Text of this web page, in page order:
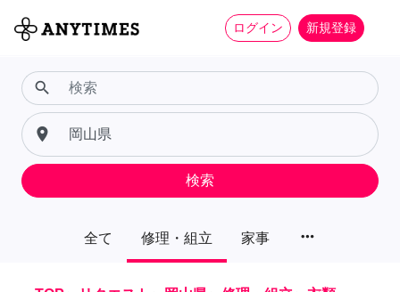
ログイン 新規登録
全て 修理・組立 家事 more_horiz
search
place
検索